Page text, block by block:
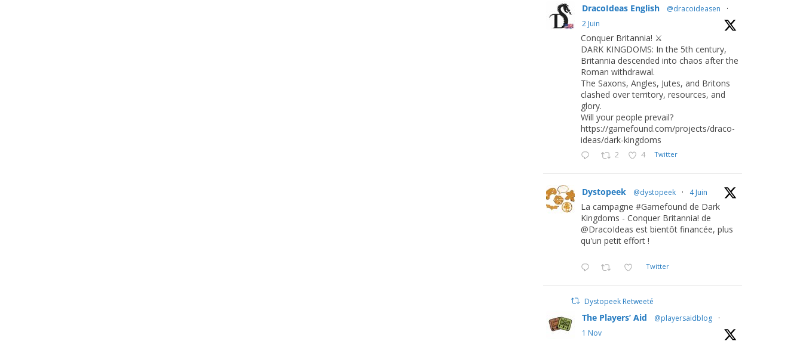
DracoIdeas English @dracoideasen
·
2 Juin
Conquer Britannia! ⚔️
DARK KINGDOMS: In the 5th century,
Britannia descended into chaos after the
Roman withdrawal.
The Saxons, Angles, Jutes, and Britons
clashed over territory, resources, and
glory.
Will your people prevail?
https://gamefound.com/projects/draco-
ideas/dark-kingdoms
2 4 Twitter
Dystopeek @dystopeek · 4 Juin
La campagne #Gamefound de Dark
Kingdoms - Conquer Britannia! de
@DracoIdeas est bientôt financée, plus
qu'un petit effort !
Twitter
Dystopeek Retweeté
The Players’ Aid @playersaidblog
·
1 Nov